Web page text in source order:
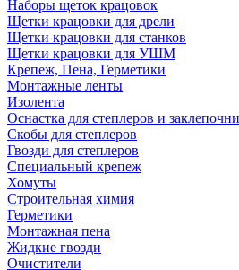
Наборы щеток крацовок
Щетки крацовки для дрели
Щетки крацовки для станков
Щетки крацовки для УШМ
Крепеж, Пена, Герметики
Монтажные ленты
Изолента
Оснастка для степлеров и
Скобы для степлеров
Гвозди для степлеров
Специальный крепеж
Хомуты
Строительная химия
Герметики
Монтажная пена
Жидкие гвозди
Очистители